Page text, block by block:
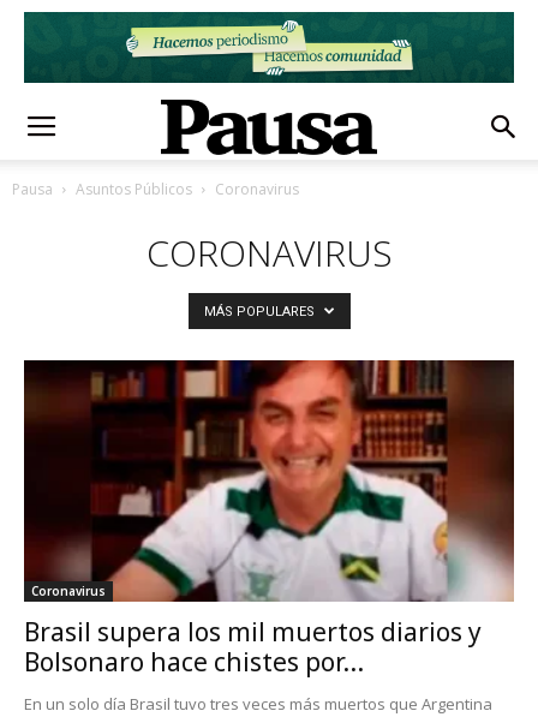
Pausa Asuntos Públicos Coronavirus
CORONAVIRUS
MÁS POPULARES
Coronavirus
Brasil supera los mil muertos diarios y
Bolsonaro hace chistes por...
En un solo día Brasil tuvo tres veces más muertos que Argentina